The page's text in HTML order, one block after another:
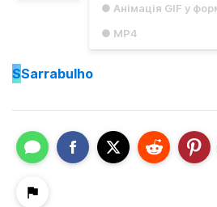
● Анімація GIF у
● MP4
SSarrabulho